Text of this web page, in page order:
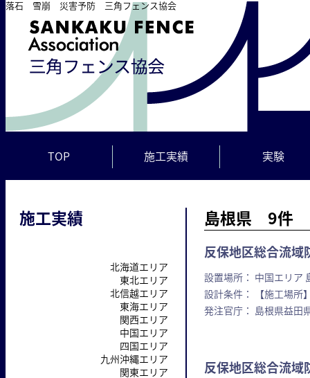
落石 雪崩 災害予防 三角フェンス協会
TOP 施工実績 実験
施工実績
北海道エリア
東北エリア
北信越エリア
東海エリア
関西エリア
中国エリア
四国エリア
九州沖縄エリア
関東エリア
島根県 9件
反保地区総合流域
設置場所： 中国エリア
設計条件： 【施工場所
発注官庁： 島根県益田
反保地区総合流域